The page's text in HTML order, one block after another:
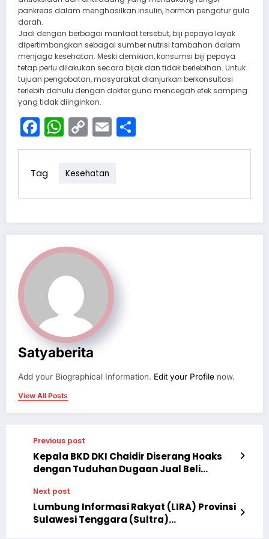
pankreas dalam menghasilkan insulin, hormon pengatur gula
darah.
Jadi dengan berbagai manfaat tersebut, biji pepaya layak
dipertimbangkan sebagai sumber nutrisi tambahan dalam
menjaga kesehatan. Meski demikian, konsumsi biji pepaya
tetap perlu dilakukan secara bijak dan tidak berlebihan. Untuk
tujuan pengobatan, masyarakat dianjurkan berkonsultasi
terlebih dahulu dengan dokter guna mencegah efek samping
yang tidak diinginkan.
Facebook
WhatsApp
Copy
Link
Email
Tag Kesehatan
Satyaberita
Add your Biographical Information. Edit your Profile now.
View All Posts
Previous post
Kepala BKD DKI Chaidir Diserang Hoaks
dengan Tuduhan Dugaan Jual Beli
Next post
Lumbung Informasi Rakyat (LIRA) Provinsi
Sulawesi Tenggara (Sultra)